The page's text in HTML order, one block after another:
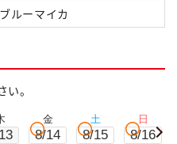
ルーマイカ
。
金
8/14
土
8/15
日
8/16